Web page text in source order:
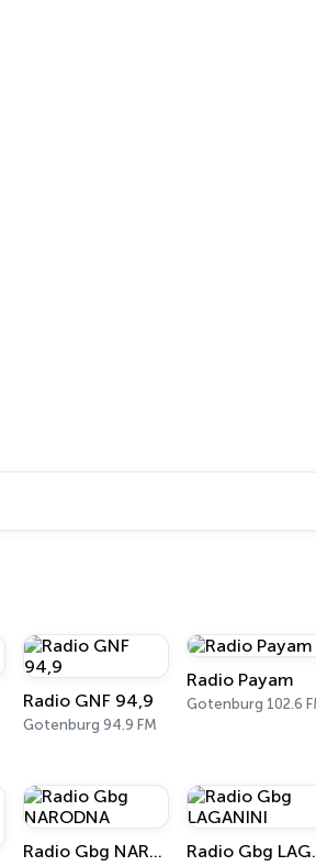
Radio GNF 94,9
Gotenburg 94.9 FM
Radio Payam
Gotenburg 102.6
Radio Gbg NARODNA